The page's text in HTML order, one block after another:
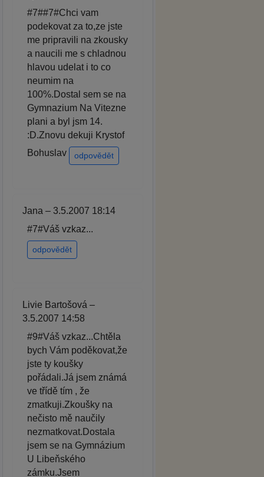
#7##7#Chci vam
podekovat za to,ze jste
me pripravili na zkousky
a naucili me s chladnou
hlavou udelat i to co
neumim na
100%.Dostal sem se na
Gymnazium Na Vitezne
plani a byl jsm 14.
:D.Znovu dekuji Krystof
Bohuslav
odpovědět
Jana – 3.5.2007 18:14
#7#Váš vzkaz...
odpovědět
Livie Bartošová –
3.5.2007 14:58
#9#Váš vzkaz...Chtěla
bych Vám poděkovat,že
jste ty koušky
pořádali.Já jsem známá
ve třídě tím , že
zmatkuji.Zkoušky na
nečisto mě naučily
nezmatkovat.Dostala
jsem se na Gymnázium
U Libeňského
zámku.Jsem